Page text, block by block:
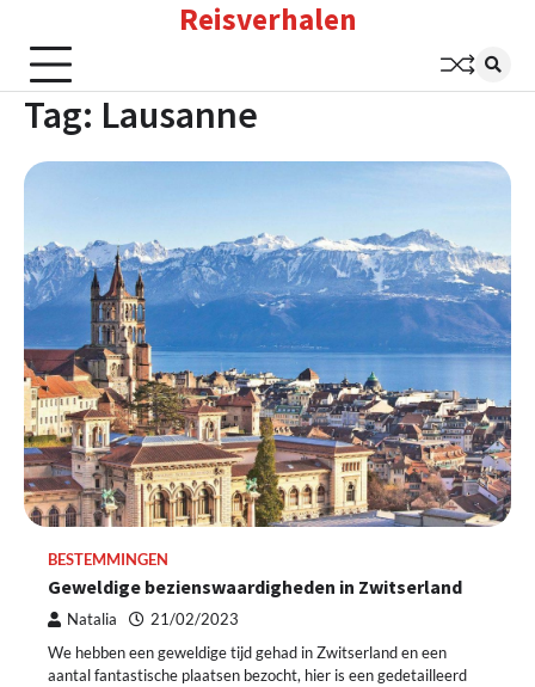
content
Reisverhalen
Tag: Lausanne
BESTEMMINGEN
Geweldige bezienswaardigheden in Zwitserland
Natalia 21/02/2023
We hebben een geweldige tijd gehad in Zwitserland en een
aantal fantastische plaatsen bezocht, hier is een gedetailleerd